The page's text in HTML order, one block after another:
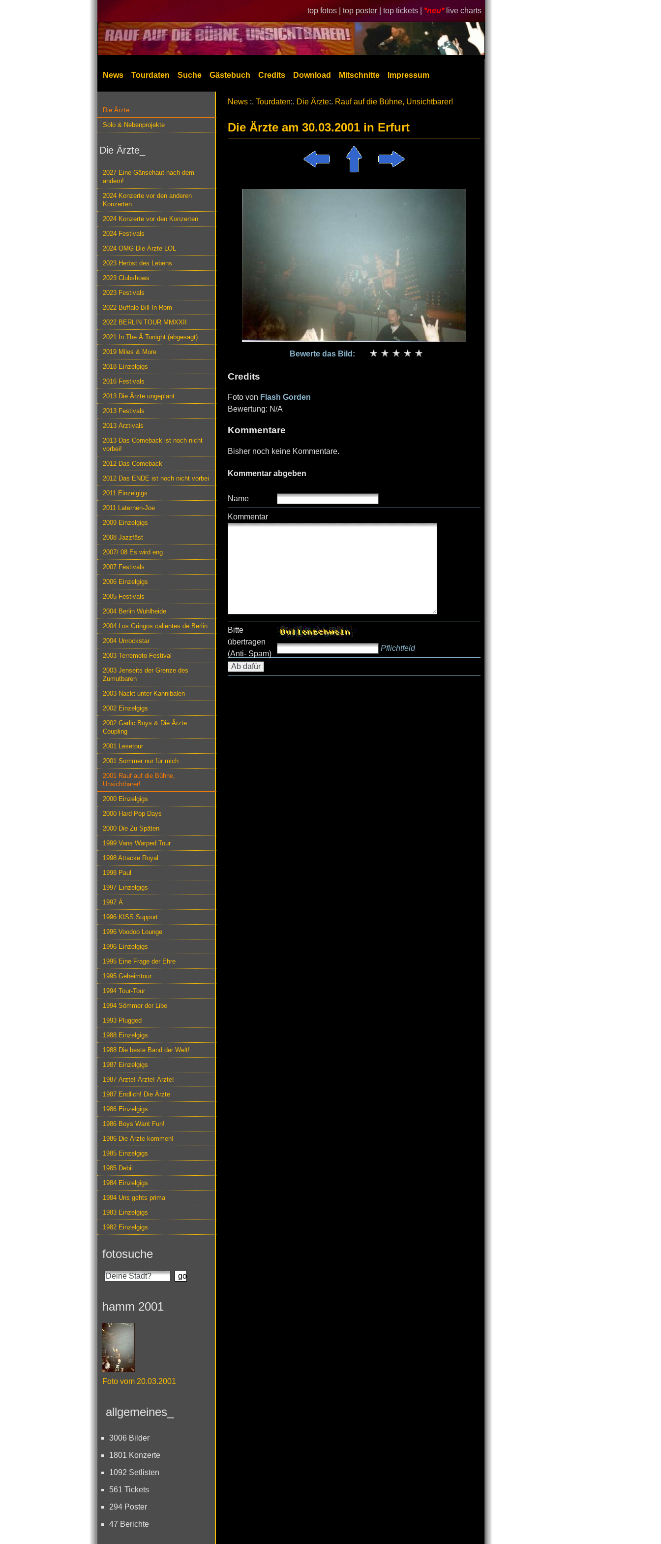
top fotos | top poster | top tickets | *neu* live charts
News Tourdaten Suche Gästebuch Credits Download Mitschnitte Impressum
Die Ärzte
Solo & Nebenprojekte
Die Ärzte_
2027 Eine Gänsehaut nach dem
andern!
2024 Konzerte vor den anderen
Konzerten
2024 Konzerte vor den Konzerten
2024 Festivals
2024 OMG Die Ärzte LOL
2023 Herbst des Lebens
2023 Clubshows
2023 Festivals
2022 Buffalo Bill In Rom
2022 BERLIN TOUR MMXXII
2021 In The Ä Tonight (abgesagt)
2019 Miles & More
2018 Einzelgigs
2016 Festivals
2013 Die Ärzte ungeplant
2013 Festivals
2013 Ärztivals
2013 Das Comeback ist noch nicht
vorbei!
2012 Das Comeback
2012 Das ENDE ist noch nicht vorbei
2011 Einzelgigs
2011 Laternen-Joe
2009 Einzelgigs
2008 Jazzfäst
2007/ 08 Es wird eng
2007 Festivals
2006 Einzelgigs
2005 Festivals
2004 Berlin Wuhlheide
2004 Los Gringos calientes de Berlin
2004 Unrockstar
2003 Terremoto Festival
2003 Jenseits der Grenze des
Zumutbaren
2003 Nackt unter Kannibalen
2002 Einzelgigs
2002 Garlic Boys & Die Ärzte
Coupling
2001 Lesetour
2001 Sommer nur für mich
2001 Rauf auf die Bühne,
Unsichtbarer!
2000 Einzelgigs
2000 Hard Pop Days
2000 Die Zu Späten
1999 Vans Warped Tour
1998 Attacke Royal
1998 Paul
1997 Einzelgigs
1997 Ä
1996 KISS Support
1996 Voodoo Lounge
1996 Einzelgigs
1995 Eine Frage der Ehre
1995 Geheimtour
1994 Tour-Tour
1994 Sömmer der Libe
1993 Plugged
1988 Einzelgigs
1988 Die beste Band der Welt!
1987 Einzelgigs
1987 Ärzte! Ärzte! Ärzte!
1987 Endlich! Die Ärzte
1986 Einzelgigs
1986 Boys Want Fun!
1986 Die Ärzte kommen!
1985 Einzelgigs
1985 Debil
1984 Einzelgigs
1984 Uns gehts prima
1983 Einzelgigs
1982 Einzelgigs
fotosuche
hamm 2001
Foto vom 20.03.2001
allgemeines_
3006 Bilder
1801 Konzerte
1092 Setlisten
561 Tickets
294 Poster
47 Berichte
News :. Tourdaten:. Die Ärzte:. Rauf auf die Bühne, Unsichtbarer!
Die Ärzte am 30.03.2001 in Erfurt
Bewerte das Bild:
Credits
Foto von Flash Gorden
Bewertung: N/A
Kommentare
Bisher noch keine Kommentare.
Kommentar abgeben
Name
Kommentar
Bitte
übertragen
(Anti- Spam)
Pflichtfeld